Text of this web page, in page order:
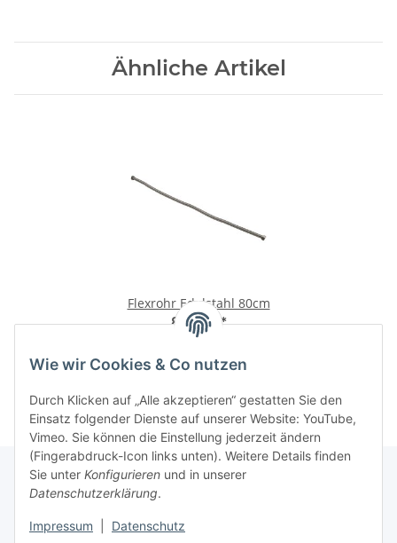
Wie wir Cookies & Co nutzen
Durch Klicken auf „Alle akzeptieren“ gestatten Sie den
Einsatz folgender Dienste auf unserer Website: YouTube,
Vimeo. Sie können die Einstellung jederzeit ändern
(Fingerabdruck-Icon links unten). Weitere Details finden
Sie unter Konfigurieren und in unserer
Datenschutzerklärung.
Impressum Datenschutz
Ähnliche Artikel
Flexrohr Edelstahl 80cm
8,08 € *
10,10 € pro 1 m